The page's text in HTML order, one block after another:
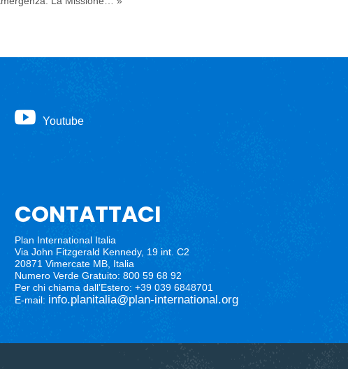
Youtube
CONTATTACI
Plan International Italia
Via John Fitzgerald Kennedy, 19 int. C2
20871 Vimercate MB, Italia
Numero Verde Gratuito: 800 59 68 92
Per chi chiama dall’Estero: +39 039 6848701
E-mail: info.planitalia@plan-international.org